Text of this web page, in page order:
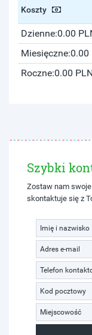
Koszty
Dzienne:0.00
Miesięczne:0.00
Roczne:0.00 PLN
Szybki
Zostaw nam
skontaktuje się z